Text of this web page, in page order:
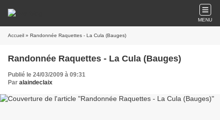
MENU
Accueil » Randonnée Raquettes - La Cula (Bauges)
Randonnée Raquettes - La Cula (Bauges)
Publié le 24/03/2009 à 09:31
Par alaindeclaix